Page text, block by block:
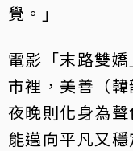
覺。」
電影「末路雙
市裡，美善（
夜晚則化身為
能邁向平凡又